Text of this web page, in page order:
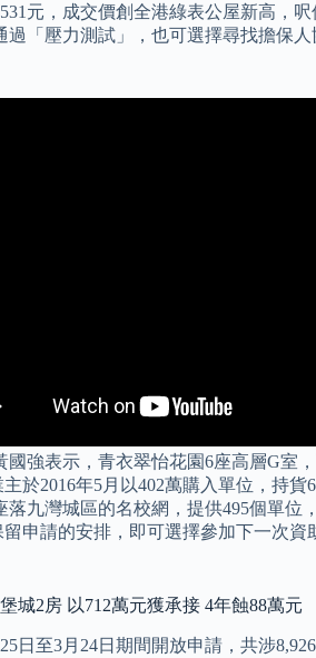
元，成交價創全港綠表公屋新高，
過「壓力測試」，也可選擇尋找擔保
強表示，青衣翠怡花園6座高層G室
於2016年5月以402萬購入單位，持
九灣城區的名校網，提供495個單位
申請的安排，即可選擇參加下一次
城2房 以712萬元獲承接 4年蝕88萬元
日至3月24日期間開放申請，共涉